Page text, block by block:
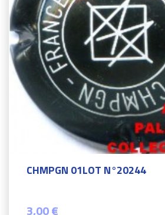
CHMPGN 01LOT N°20244
3,00 €